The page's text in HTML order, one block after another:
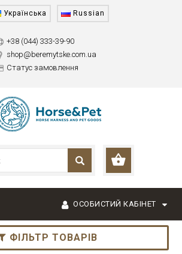
Українська Russian
+38 (044) 333-39-90
shop@beremytske.com.ua
Статус замовлення
ОСОБИСТИЙ КАБІНЕТ
ФІЛЬТР ТОВАРІВ